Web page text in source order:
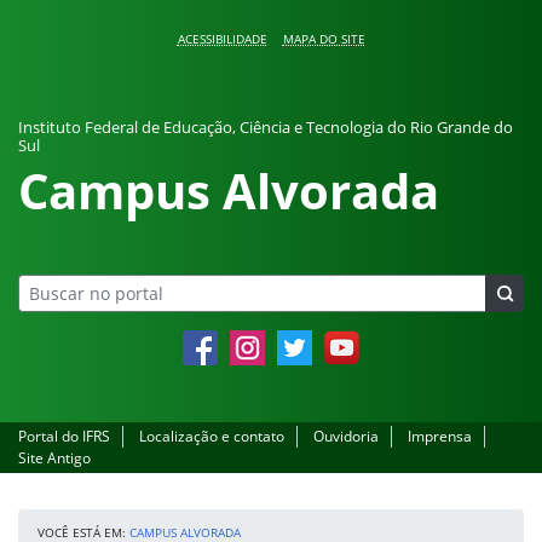
ACESSIBILIDADE MAPA DO SITE
Instituto Federal de Educação, Ciência e Tecnologia do Rio Grande do
Sul
Campus Alvorada
FacebookInstagramTwitter YouTube
Portal do IFRS Localização e contato Ouvidoria
Imprensa
Site Antigo
VOCÊ ESTÁ EM: CAMPUS ALVORADA